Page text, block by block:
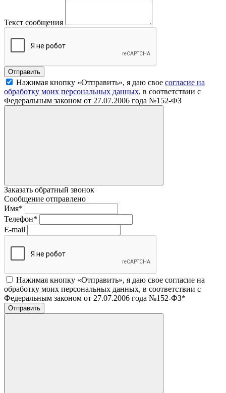
Текст сообщения
Нажимая кнопку «Отправить», я даю свое согласие на
обработку моих персональных данных, в соответствии с
Федеральным законом от 27.07.2006 года №152-ФЗ
Заказать обратный звонок
Сообщение отправлено
Имя*
Телефон*
E-mail
Нажимая кнопку «Отправить», я даю свое согласие на
обработку моих персональных данных, в соответствии с
Федеральным законом от 27.07.2006 года №152-ФЗ*
Отправить